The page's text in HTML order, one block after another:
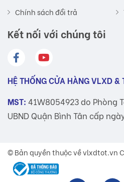
Chính sách đổi trả
Kết nối với chúng tôi
HỆ THỐNG CỬA HÀNG VLXD &
MST: 41W8054923 do Phòng
UBND Quận Bình Tân cấp
© Bản quyền thuộc vềvlxdtot.vn